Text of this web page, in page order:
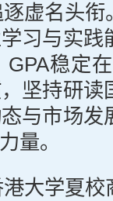
虚名头
习与实践
稳定
坚持研读
与市场发
量。
大学夏